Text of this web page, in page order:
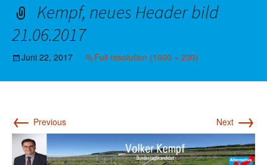
Kempf, neues Header bild
21.06.2017
Juni 22, 2017 Full resolution (1600 × 230)
← Previous Next →